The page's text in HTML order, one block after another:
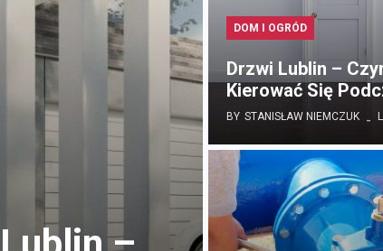
DOM I OGRÓD
Drzwi Lublin –
Kierować Się
BY STANISŁAW NIEMCZUK